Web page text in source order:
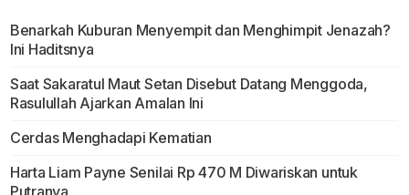
Benarkah Kuburan Menyempit dan Menghimpit Jenazah?
Ini Haditsnya
Saat Sakaratul Maut Setan Disebut Datang Menggoda,
Rasulullah Ajarkan Amalan Ini
Cerdas Menghadapi Kematian
Harta Liam Payne Senilai Rp 470 M Diwariskan untuk